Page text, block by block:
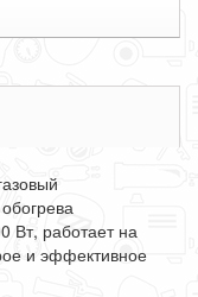
Вт, работает на
и эффективное